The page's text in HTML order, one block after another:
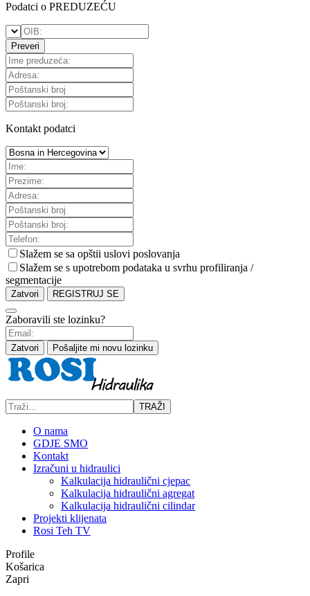
Podatci o PREDUZEĆU
Preveri
Kontakt podatci
Slažem se sa opštii uslovi poslovanja
Slažem se s upotrebom podataka u svrhu profiliranja /
segmentacije
Zatvori REGISTRUJ SE
Zaboravili ste lozinku?
Zatvori Pošaljite mi novu lozinku
TRAŽI
O nama
GDJE SMO
Kontakt
Izračuni u hidraulici
Kalkulacija hidraulični cjepac
Kalkulacija hidraulični agregat
Kalkulacija hidraulični cilindar
Projekti klijenata
Rosi Teh TV
Profile
Košarica
Zapri